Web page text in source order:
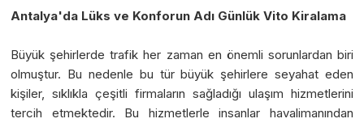
Antalya'da Lüks ve Konforun Adı Günlük Vito Kiralama
Büyük şehirlerde trafik her zaman en önemli sorunlardan biri
olmuştur. Bu nedenle bu tür büyük şehirlere seyahat eden
kişiler, sıklıkla çeşitli firmaların sağladığı ulaşım hizmetlerini
tercih etmektedir. Bu hizmetlerle insanlar havalimanından